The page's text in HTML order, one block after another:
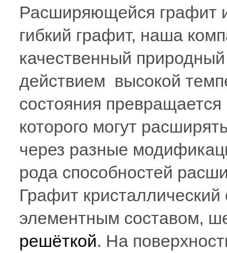
Расширяющейся графит
гибкий графит, наша
качественный
действием высокой
состояния
которого могут
через разные
рода способностей
Графит
элементным составом,
решёткой. На